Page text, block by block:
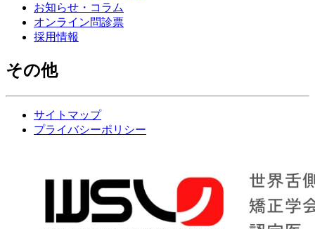
お知らせ・コラム
オンライン問診票
採用情報
その他
サイトマップ
プライバシーポリシー